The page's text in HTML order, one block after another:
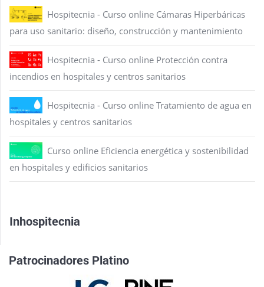
Hospitecnia - Curso online Cámaras Hiperbáricas
para uso sanitario: diseño, construcción y mantenimiento
Hospitecnia - Curso online Protección contra
incendios en hospitales y centros sanitarios
Hospitecnia - Curso online Tratamiento de agua en
hospitales y centros sanitarios
Curso online Eficiencia energética y sostenibilidad
en hospitales y edificios sanitarios
Inhospitecnia
Patrocinadores Platino